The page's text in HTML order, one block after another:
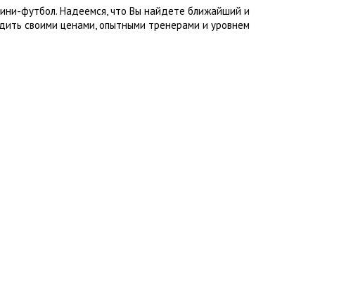
футбол. Надеемся, что Вы найдете ближайший и
своими ценами, опытными тренерами и уровнем